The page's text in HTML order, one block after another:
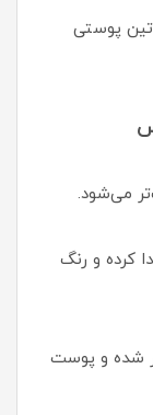
پوستی
می‌شود.
کرده و رنگ
شده و پوست